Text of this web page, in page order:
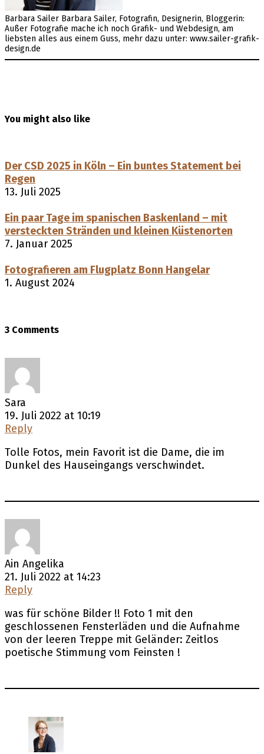
Barbara Sailer Barbara Sailer, Fotografin, Designerin, Bloggerin:
Außer Fotografie mache ich noch Grafik- und Webdesign, am
liebsten alles aus einem Guss, mehr dazu unter: www.sailer-grafik-
design.de
You might also like
Der CSD 2025 in Köln – Ein buntes Statement bei
Regen
13. Juli 2025
Ein paar Tage im spanischen Baskenland – mit
versteckten Stränden und kleinen Küstenorten
7. Januar 2025
Fotografieren am Flugplatz Bonn Hangelar
1. August 2024
3 Comments
Sara
19. Juli 2022 at 10:19
Reply
Tolle Fotos, mein Favorit ist die Dame, die im
Dunkel des Hauseingangs verschwindet.
Ain Angelika
21. Juli 2022 at 14:23
Reply
was für schöne Bilder !! Foto 1 mit den
geschlossenen Fensterläden und die Aufnahme
von der leeren Treppe mit Geländer: Zeitlos
poetische Stimmung vom Feinsten !